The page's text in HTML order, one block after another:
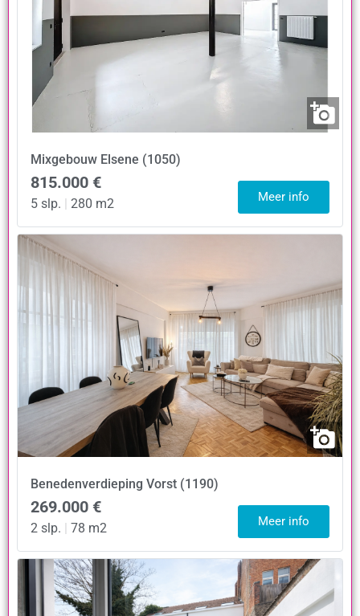
Mixgebouw Elsene (1050)
815.000 €
5 slp. 280 m2 Meer info
Benedenverdieping Vorst (1190)
269.000 €
2 slp. | 78 m2 Meer info